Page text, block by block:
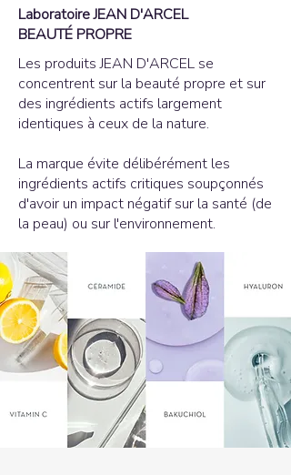
Laboratoire JEAN D'ARCEL
BEAUTÉ PROPRE
Les produits JEAN D'ARCEL se
concentrent sur la beauté propre et sur
des ingrédients actifs largement
identiques à ceux de la nature.
La marque évite délibérément les
ingrédients actifs critiques soupçonnés
d'avoir un impact négatif sur la santé (de
la peau) ou sur l'environnement.